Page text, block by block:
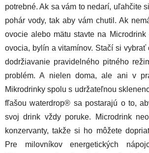
potrebné. Ak sa vám to nedarí, uľahčite
pohár vody, tak aby vám chutil. Ak
ovocie alebo mätu stavte na
ovocia, bylín a vitamínov. Stačí si
dodržiavanie pravidelného pitného
problém. A nielen doma, ale ani v
Mikrodrinky spolu s udržateľnou
fľašou waterdrop® sa postarajú o to,
svoj drink vždy poruke. Microdrink
konzervanty, takže si ho môžete
Pre milovníkov energetických